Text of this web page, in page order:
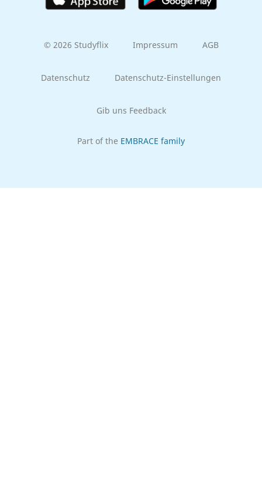
© 2026 Studyflix Impressum AGB
Datenschutz Datenschutz-Einstellungen
Gib uns Feedback
Part of the EMBRACE family